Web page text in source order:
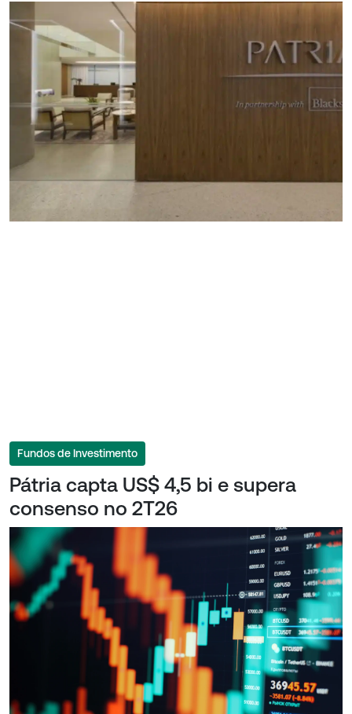
Fundos de Investimento
Pátria capta US$ 4,5 bi e supera
consenso no 2T26